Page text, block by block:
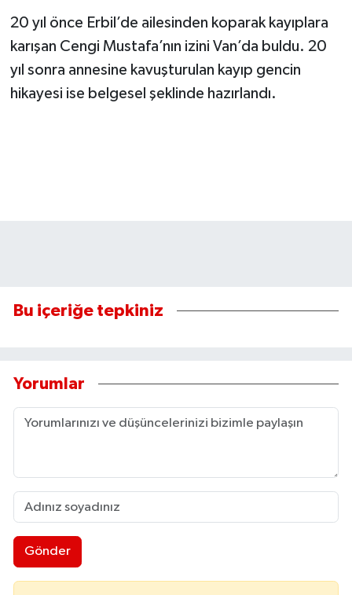
20 yıl önce Erbil’de ailesinden koparak kayıplara
karışan Cengi Mustafa’nın izini Van’da buldu. 20
yıl sonra annesine kavuşturulan kayıp gencin
hikayesi ise belgesel şeklinde hazırlandı.
Bu içeriğe tepkiniz
Yorumlar
Gönder